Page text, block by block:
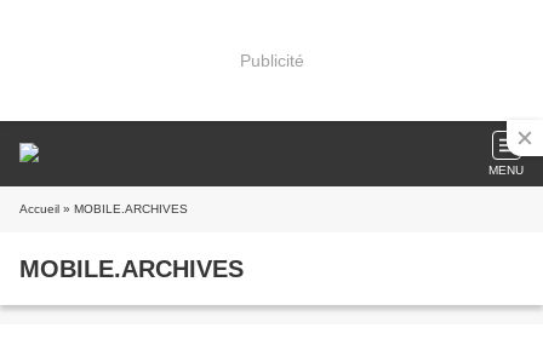
Publicité
MENU
Accueil » MOBILE.ARCHIVES
MOBILE.ARCHIVES